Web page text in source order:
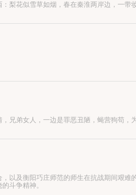
梨花似雪草如烟，春在秦淮两岸边，一带
兄弟女人，一边是罪恶丑陋，蝇营狗苟，
以及衡阳巧庄师范的师生在抗战期间艰
斗争精神。